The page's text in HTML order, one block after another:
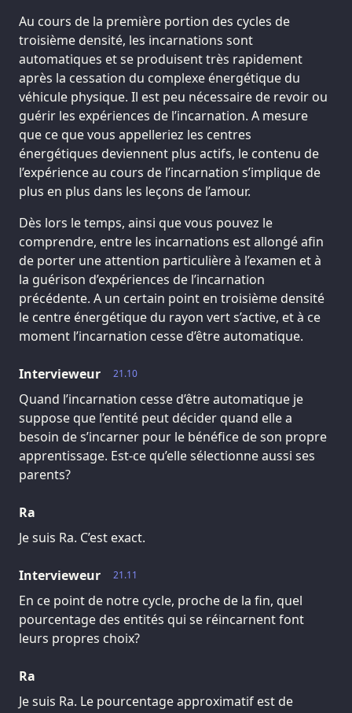
Au cours de la première portion des cycles de
troisième densité, les incarnations sont
automatiques et se produisent très rapidement
après la cessation du complexe énergétique du
véhicule physique. Il est peu nécessaire de revoir ou
guérir les expériences de l’incarnation. A mesure
que ce que vous appelleriez les centres
énergétiques deviennent plus actifs, le contenu de
l’expérience au cours de l’incarnation s’implique de
plus en plus dans les leçons de l’amour.
Dès lors le temps, ainsi que vous pouvez le
comprendre, entre les incarnations est allongé afin
de porter une attention particulière à l’examen et à
la guérison d’expériences de l’incarnation
précédente. A un certain point en troisième densité
le centre énergétique du rayon vert s’active, et à ce
moment l’incarnation cesse d’être automatique.
21.10
Intervieweur
Quand l’incarnation cesse d’être automatique je
suppose que l’entité peut décider quand elle a
besoin de s’incarner pour le bénéfice de son propre
apprentissage. Est-ce qu’elle sélectionne aussi ses
parents?
Ra
Je suis Ra. C’est exact.
21.11
Intervieweur
En ce point de notre cycle, proche de la fin, quel
pourcentage des entités qui se réincarnent font
leurs propres choix?
Ra
Je suis Ra. Le pourcentage approximatif est de